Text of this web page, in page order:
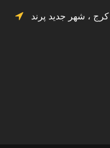
کرج ، شهر جدید پرند